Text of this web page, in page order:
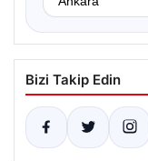
Bizi Takip Edin